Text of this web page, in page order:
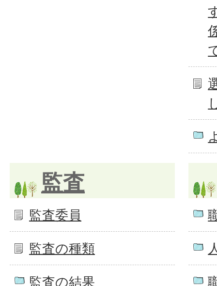
監査
監査委員
監査の種類
監査の結果